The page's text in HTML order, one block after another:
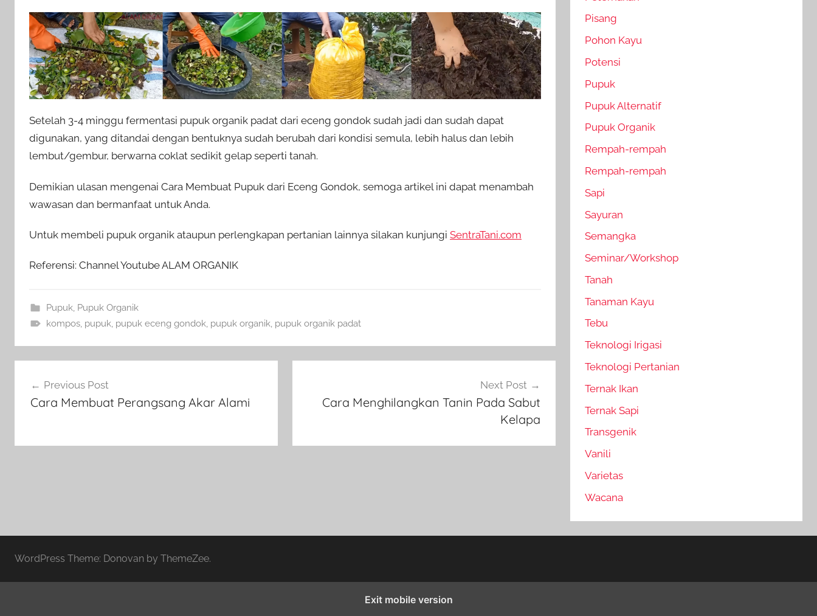
Setelah 3-4 minggu fermentasi pupuk organik padat dari eceng gondok sudah jadi dan sudah dapat
digunakan, yang ditandai dengan bentuknya sudah berubah dari kondisi semula, lebih halus dan lebih
lembut/gembur, berwarna coklat sedikit gelap seperti tanah.
Demikian ulasan mengenai Cara Membuat Pupuk dari Eceng Gondok, semoga artikel ini dapat menambah
wawasan dan bermanfaat untuk Anda.
Untuk membeli pupuk organik ataupun perlengkapan pertanian lainnya silakan kunjungi SentraTani.com
Referensi: Channel Youtube ALAM ORGANIK
Pupuk, Pupuk Organik
kompos, pupuk, pupuk eceng gondok, pupuk organik, pupuk organik padat
pos Previous Post
Cara Membuat Perangsang Akar Alami
Next Post
Cara Menghilangkan Tanin Pada Sabut
Kelapa
Pisang
Pohon Kayu
Potensi
Pupuk
Pupuk Alternatif
Pupuk Organik
Rempah-rempah
Rempah-rempah
Sapi
Sayuran
Semangka
Seminar/Workshop
Tanah
Tanaman Kayu
Tebu
Teknologi Irigasi
Teknologi Pertanian
Ternak Ikan
Ternak Sapi
Transgenik
Vanili
Varietas
Wacana
WordPress Theme: Donovan by ThemeZee.
Exit mobile version